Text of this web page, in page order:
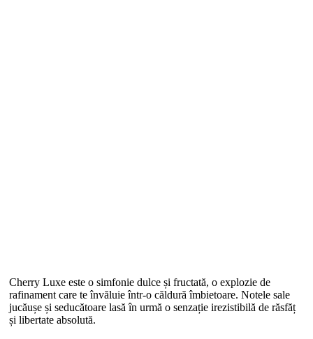
Cherry Luxe este o simfonie dulce și fructată, o explozie de
rafinament care te învăluie într-o căldură îmbietoare. Notele sale
jucăușe și seducătoare lasă în urmă o senzație irezistibilă de răsfăț
și libertate absolută.